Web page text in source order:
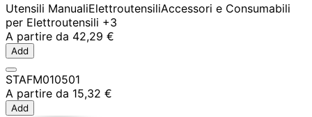
Utensili ManualiElettroutensiliAccessori e Consumabili
per Elettroutensili +3
A partire da 42,29 €
Add
STAFM010501
A partire da 15,32 €
Add